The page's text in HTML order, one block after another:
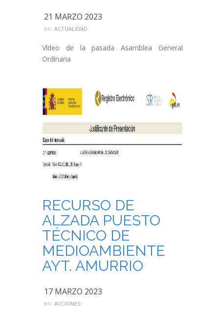
21 MARZO 2023
en: ACTUALIDAD
Vídeo de la pasada Asamblea General
Ordinaria
RECURSO DE
ALZADA PUESTO
TÉCNICO DE
MEDIOAMBIENTE
AYT. AMURRIO
17 MARZO 2023
en: ACCIONES